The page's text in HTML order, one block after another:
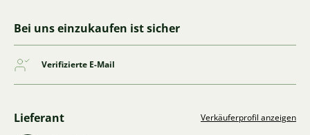
Bei uns einzukaufen ist sicher
Verifizierte E-Mail
Lieferant Verkäuferprofil anzeigen